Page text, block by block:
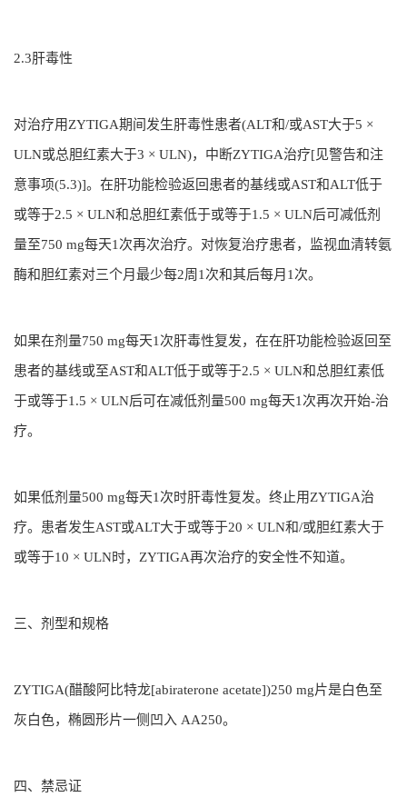
2.3肝毒性
对治疗用ZYTIGA期间发生肝毒性患者(ALT和/或AST大于5 ×
ULN或总胆红素大于3 × ULN)，中断ZYTIGA治疗[见警告和注
意事项(5.3)]。在肝功能检验返回患者的基线或AST和ALT低于
或等于2.5 × ULN和总胆红素低于或等于1.5 × ULN后可减低剂
量至750 mg每天1次再次治疗。对恢复治疗患者，监视血清转氨
酶和胆红素对三个月最少每2周1次和其后每月1次。
如果在剂量750 mg每天1次肝毒性复发，在在肝功能检验返回至
患者的基线或至AST和ALT低于或等于2.5 × ULN和总胆红素低
于或等于1.5 × ULN后可在减低剂量500 mg每天1次再次开始-治
疗。
如果低剂量500 mg每天1次时肝毒性复发。终止用ZYTIGA治
疗。患者发生AST或ALT大于或等于20 × ULN和/或胆红素大于
或等于10 × ULN时，ZYTIGA再次治疗的安全性不知道。
三、剂型和规格
ZYTIGA(醋酸阿比特龙[abiraterone acetate])250 mg片是白色至
灰白色，椭圆形片一侧凹入 AA250。
四、禁忌证